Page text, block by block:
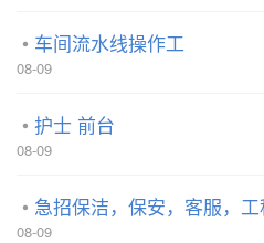
车间流水线操作工
08-09
护士 前台
08-09
急招保洁，保安，客服，工
08-09